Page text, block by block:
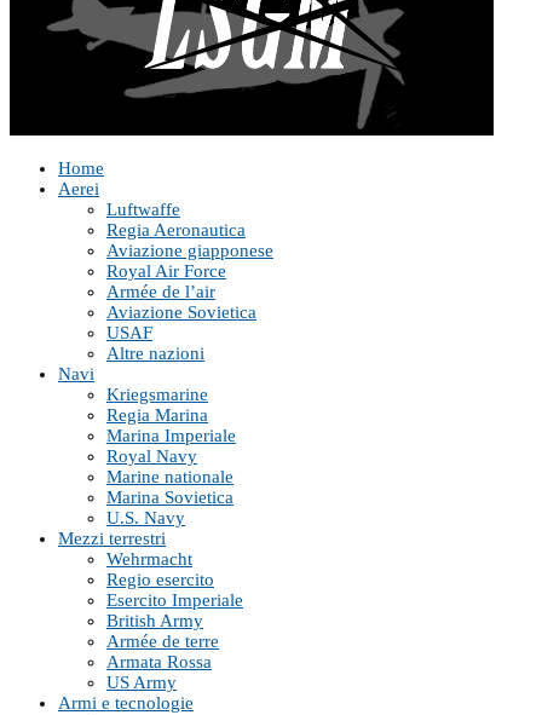
Home
Aerei
Luftwaffe
Regia Aeronautica
Aviazione giapponese
Royal Air Force
Armée de l’air
Aviazione Sovietica
USAF
Altre nazioni
Navi
Kriegsmarine
Regia Marina
Marina Imperiale
Royal Navy
Marine nationale
Marina Sovietica
U.S. Navy
Mezzi terrestri
Wehrmacht
Regio esercito
Esercito Imperiale
British Army
Armée de terre
Armata Rossa
US Army
Armi e tecnologie